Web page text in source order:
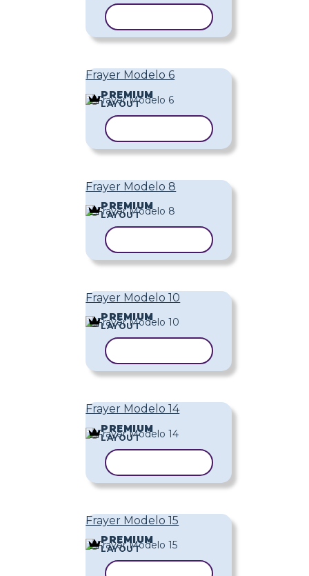
Frayer Modelo 6
PREMIUM
LAYOUT
Frayer Modelo 8
PREMIUM
LAYOUT
Frayer Modelo 10
PREMIUM
LAYOUT
Frayer Modelo 14
PREMIUM
LAYOUT
Frayer Modelo 15
PREMIUM
LAYOUT